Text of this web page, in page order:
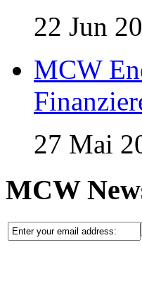
22 Jun
MCW
27 Mai
MCW